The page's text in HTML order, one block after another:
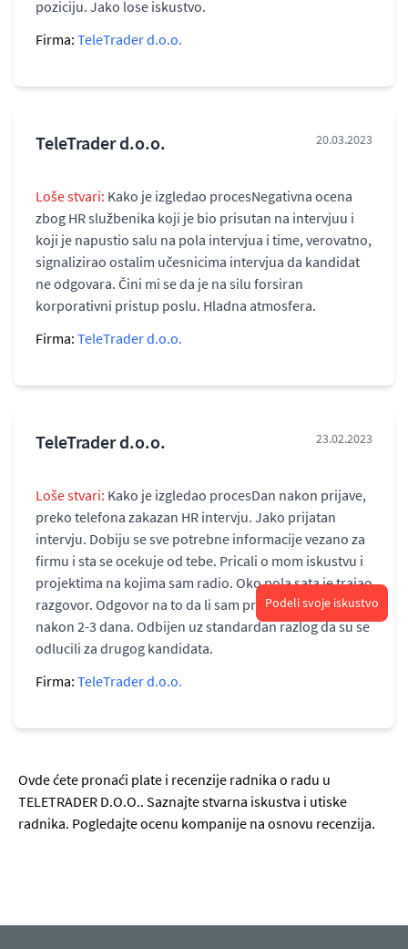
poziciju. Jako lose iskustvo.
Firma: TeleTrader d.o.o.
TeleTrader d.o.o. 20.03.2023
Loše stvari: Kako je izgledao procesNegativna ocena
zbog HR službenika koji je bio prisutan na intervjuu i
koji je napustio salu na pola intervjua i time, verovatno,
signalizirao ostalim učesnicima intervjua da kandidat
ne odgovara. Čini mi se da je na silu forsiran
korporativni pristup poslu. Hladna atmosfera.
Firma: TeleTrader d.o.o.
TeleTrader d.o.o. 23.02.2023
Loše stvari: Kako je izgledao procesDan nakon prijave,
preko telefona zakazan HR intervju. Jako prijatan
intervju. Dobiju se sve potrebne informacije vezano za
firmu i sta se ocekuje od tebe. Pricali o mom iskustvu i
projektima na kojima sam radio. Oko pola sata je trajao
razgovor. Odgovor na to da li sam prosao dalje stigao
nakon 2-3 dana. Odbijen uz standardan razlog da su se
odlucili za drugog kandidata.
Firma: TeleTrader d.o.o.
Ovde ćete pronaći plate i recenzije radnika o radu u
TELETRADER D.O.O.. Saznajte stvarna iskustva i utiske
radnika. Pogledajte ocenu kompanije na osnovu recenzija.
Podeli svoje iskustvo